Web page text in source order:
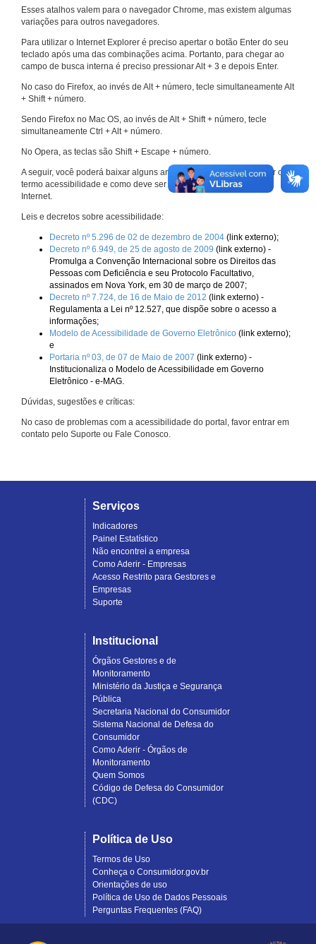
Esses atalhos valem para o navegador Chrome, mas existem algumas
variações para outros navegadores.
Para utilizar o Internet Explorer é preciso apertar o botão Enter do seu
teclado após uma das combinações acima. Portanto, para chegar ao
campo de busca interna é preciso pressionar Alt + 3 e depois Enter.
No caso do Firefox, ao invés de Alt + número, tecle simultaneamente Alt
+ Shift + número.
Sendo Firefox no Mac OS, ao invés de Alt + Shift + número, tecle
simultaneamente Ctrl + Alt + número.
No Opera, as teclas são Shift + Escape + número.
A seguir, você poderá baixar alguns arquivos que explicam melhor o
termo acessibilidade e como deve ser implementado nos sites da
Internet.
Leis e decretos sobre acessibilidade:
Decreto nº 5.296 de 02 de dezembro de 2004 (link externo);
Decreto nº 6.949, de 25 de agosto de 2009 (link externo) -
Promulga a Convenção Internacional sobre os Direitos das
Pessoas com Deficiência e seu Protocolo Facultativo,
assinados em Nova York, em 30 de março de 2007;
Decreto nº 7.724, de 16 de Maio de 2012 (link externo) -
Regulamenta a Lei nº 12.527, que dispõe sobre o acesso a
informações;
Modelo de Acessibilidade de Governo Eletrônico (link externo);
e
Portaria nº 03, de 07 de Maio de 2007 (link externo) -
Institucionaliza o Modelo de Acessibilidade em Governo
Eletrônico - e-MAG.
Dúvidas, sugestões e críticas:
No caso de problemas com a acessibilidade do portal, favor entrar em
contato pelo Suporte ou Fale Conosco.
Serviços
Indicadores
Painel Estatístico
Não encontrei a empresa
Como Aderir - Empresas
Acesso Restrito para Gestores e
Empresas
Suporte
Institucional
Órgãos Gestores e de
Monitoramento
Ministério da Justiça e Segurança
Pública
Secretaria Nacional do Consumidor
Sistema Nacional de Defesa do
Consumidor
Como Aderir - Órgãos de
Monitoramento
Quem Somos
Código de Defesa do Consumidor
(CDC)
Política de Uso
Termos de Uso
Conheça o Consumidor.gov.br
Orientações de uso
Política de Uso de Dados Pessoais
Perguntas Frequentes (FAQ)